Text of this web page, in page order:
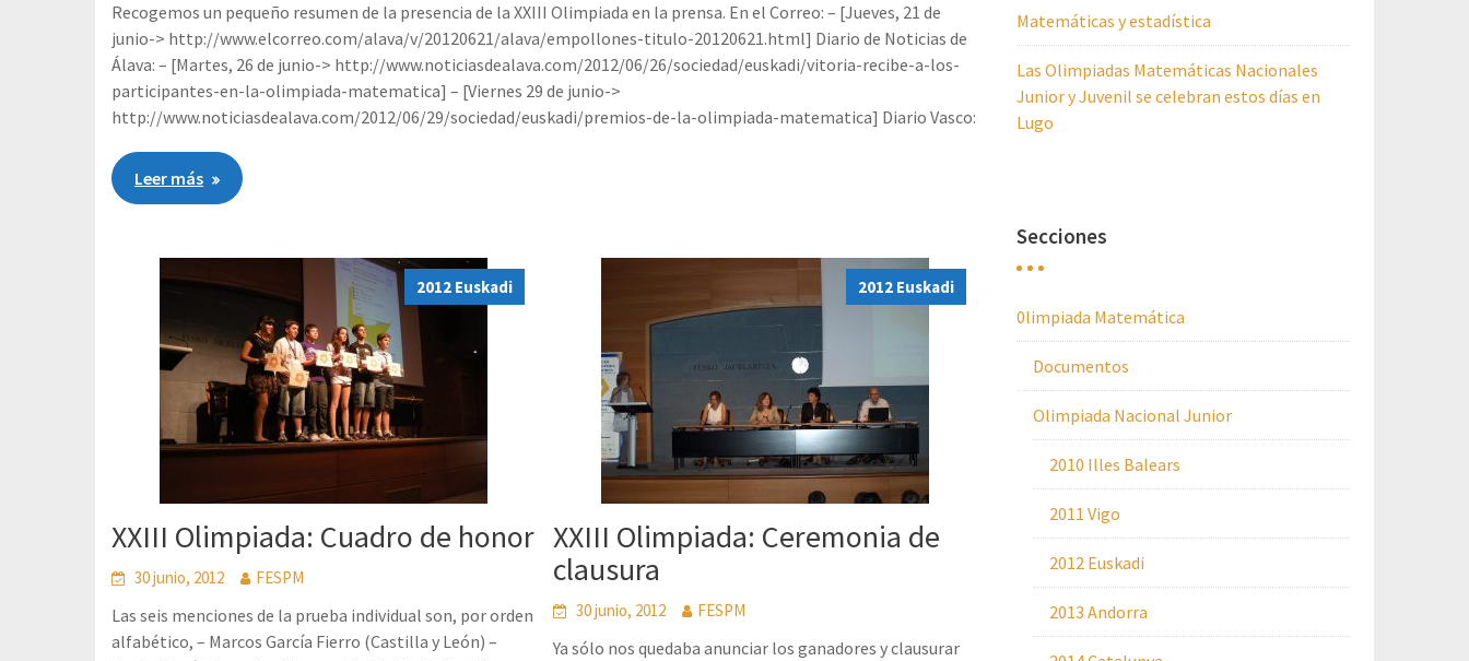
Recogemos un pequeño resumen de la presencia de la XXIII Olimpiada en la prensa. En el Correo: – [Jueves, 21 de
junio-> http://www.elcorreo.com/alava/v/20120621/alava/empollones-titulo-20120621.html] Diario de Noticias de
Álava: – [Martes, 26 de junio-> http://www.noticiasdealava.com/2012/06/26/sociedad/euskadi/vitoria-recibe-a-los-
participantes-en-la-olimpiada-matematica] – [Viernes 29 de junio->
http://www.noticiasdealava.com/2012/06/29/sociedad/euskadi/premios-de-la-olimpiada-matematica] Diario Vasco:
Leer más
2012 Euskadi
XXIII Olimpiada: Cuadro de honor
30 junio, 2012 FESPM
Las seis menciones de la prueba individual son, por orden
alfabético, – Marcos García Fierro (Castilla y León) –
2012 Euskadi
XXIII Olimpiada: Ceremonia de
clausura
30 junio, 2012 FESPM
Ya sólo nos quedaba anunciar los ganadores y clausurar
Matemáticas y estadística
Las Olimpiadas Matemáticas Nacionales
Junior y Juvenil se celebran estos días en
Lugo
Secciones
0limpiada Matemática
Documentos
Olimpiada Nacional Junior
2010 Illes Balears
2011 Vigo
2012 Euskadi
2013 Andorra